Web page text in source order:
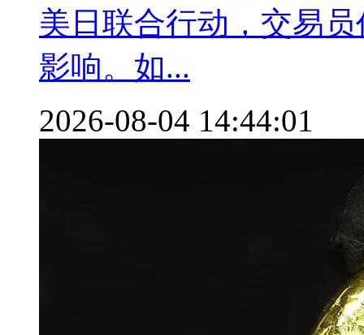
美日联合行动，交易
影响。如...
2026-08-04 14:44:01